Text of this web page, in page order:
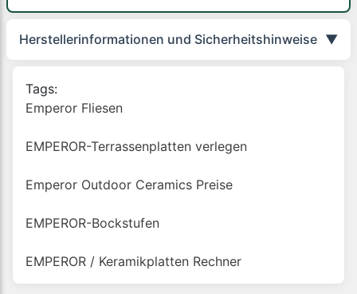
Herstellerinformationen und Sicherheitshinweise ▼
Tags:
Emperor Fliesen
EMPEROR-Terrassenplatten verlegen
Emperor Outdoor Ceramics Preise
EMPEROR-Bockstufen
EMPEROR / Keramikplatten Rechner